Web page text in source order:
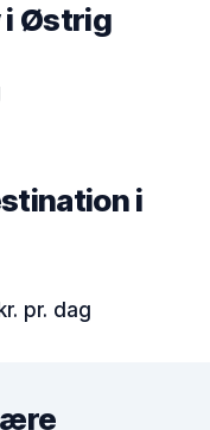
i Østrig
i
pr. dag